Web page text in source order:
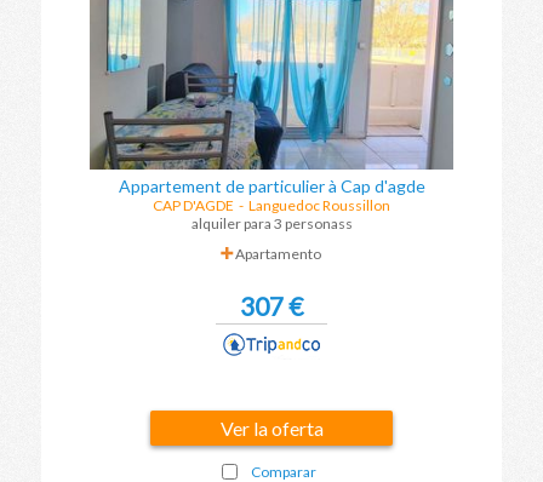
Appartement de particulier à Cap d'agde
CAP D'AGDE - Languedoc Roussillon
alquiler para 3 personass
Apartamento
307 €
Ver la oferta
Comparar